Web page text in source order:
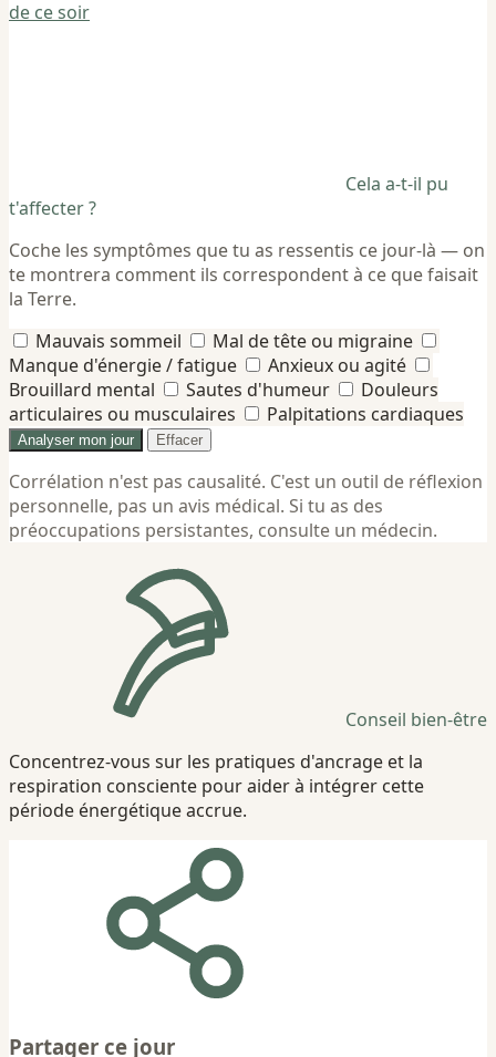
de ce soir
Cela a-t-il pu
t'affecter ?
Coche les symptômes que tu as ressentis ce jour-là — on
te montrera comment ils correspondent à ce que faisait
la Terre.
Mauvais sommeil
Mal de tête ou migraine
Manque d'énergie / fatigue
Anxieux ou agité
Brouillard mental
Sautes d'humeur
Douleurs
articulaires ou musculaires
Palpitations cardiaques
Analyser mon jour Effacer
Corrélation n'est pas causalité. C'est un outil de réflexion
personnelle, pas un avis médical. Si tu as des
préoccupations persistantes, consulte un médecin.
Conseil bien-être
Concentrez-vous sur les pratiques d'ancrage et la
respiration consciente pour aider à intégrer cette
période énergétique accrue.
Partager ce jour